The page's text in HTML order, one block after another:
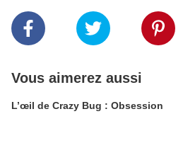
Vous aimerez aussi
L’œil de Crazy Bug : Obsession